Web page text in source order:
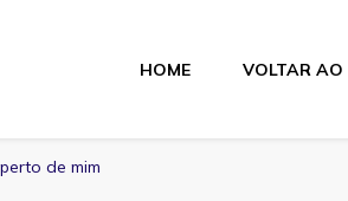
HOME VOLTAR AO
de mim